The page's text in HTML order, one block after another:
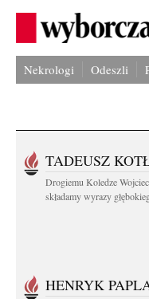
Nekrologi Odeszli
TADEUSZ
Drogiemu Koledze
składamy wyrazy
HENRYK